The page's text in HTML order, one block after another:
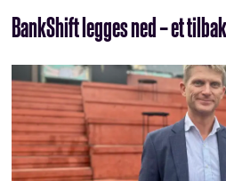
BankShift legges ned – et